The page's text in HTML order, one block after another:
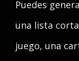
Puedes
una lista
juego, una